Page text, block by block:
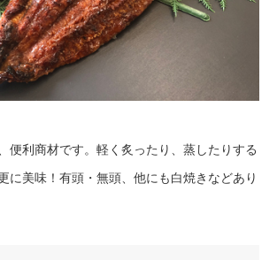
便利商材です。軽く炙ったり、蒸したりする
に美味！有頭・無頭、他にも白焼きなどあり